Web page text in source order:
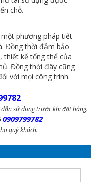
chỗ.
phương pháp tiết
Đồng thời đảm bảo
thiết kế tổng thể của
Đồng thời đây cũng
với mọi công trình.
sử dụng trước khi đặt hàng.
0909799782
quý khách.